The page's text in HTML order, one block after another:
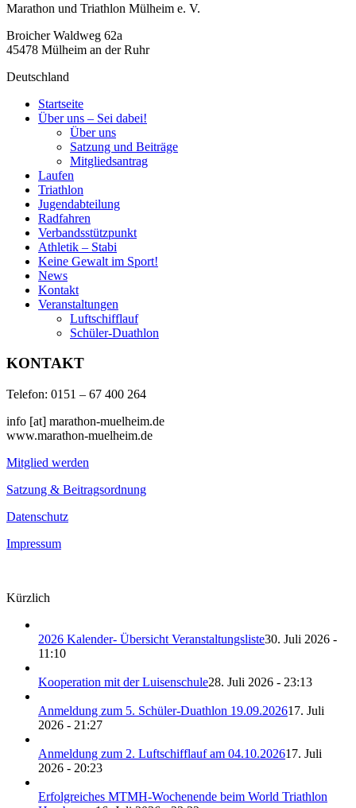
Marathon und Triathlon Mülheim e. V.
Broicher Waldweg 62a
45478 Mülheim an der Ruhr
Deutschland
Startseite
Über uns – Sei dabei!
Über uns
Satzung und Beiträge
Mitgliedsantrag
Laufen
Triathlon
Jugendabteilung
Radfahren
Verbandsstützpunkt
Athletik – Stabi
Keine Gewalt im Sport!
News
Kontakt
Veranstaltungen
Luftschifflauf
Schüler-Duathlon
KONTAKT
Telefon: 0151 – 67 400 264
info [at] marathon-muelheim.de
www.marathon-muelheim.de
Mitglied werden
Satzung & Beitragsordnung
Datenschutz
Impressum
Kürzlich
2026 Kalender- Übersicht Veranstaltungsliste30. Juli 2026 -
11:10
Kooperation mit der Luisenschule28. Juli 2026 - 23:13
Anmeldung zum 5. Schüler-Duathlon 19.09.202617. Juli
2026 - 21:27
Anmeldung zum 2. Luftschifflauf am 04.10.202617. Juli
2026 - 20:23
Erfolgreiches MTMH-Wochenende beim World Triathlon